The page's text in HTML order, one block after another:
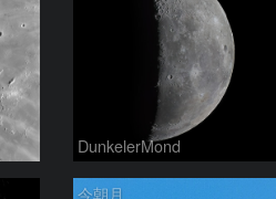
DunkelerMond
今朝月